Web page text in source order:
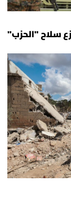
سلاح "الحزب"